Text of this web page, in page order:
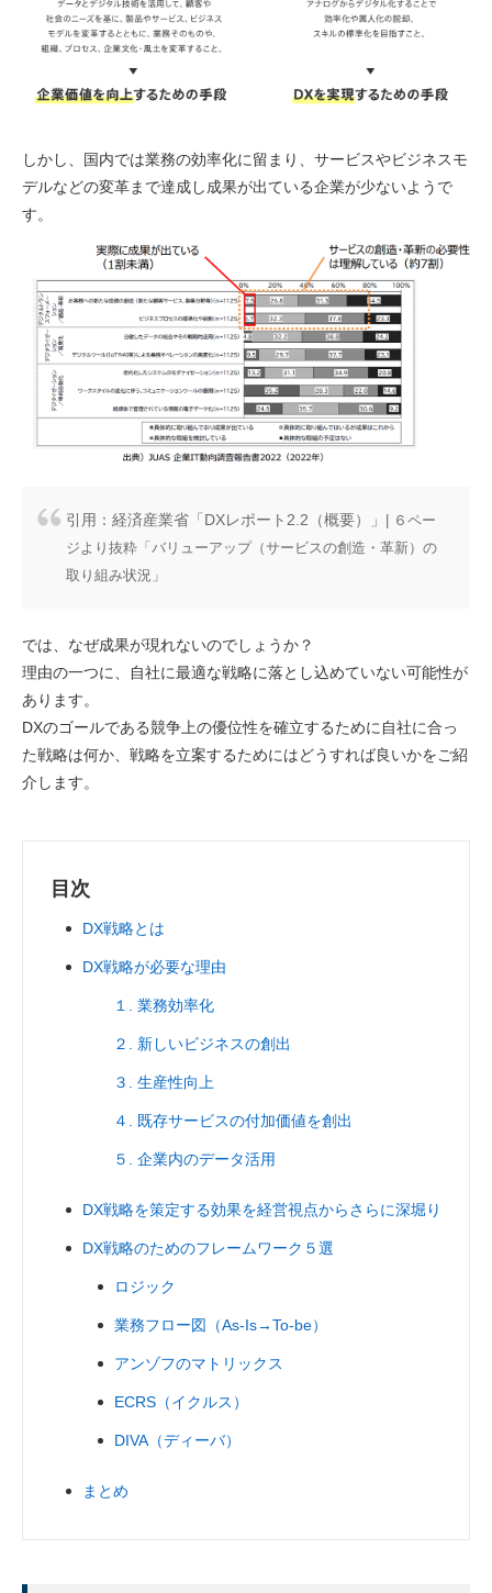
しかし、国内では業務の効率化に留まり、サービスやビジネスモ
デルなどの変革まで達成し成果が出ている企業が少ないようで
す。
経済産業省「DXレポート2.2（概要）」
| ６ペー
ジより抜粋「バリューアップ（サービスの創造・革新）の
取り組み状況」
では、なぜ成果が現れないのでしょうか？
理由の一つに、自社に最適な戦略に落とし込めていない可能性が
あります。
DXのゴールである競争上の優位性を確立するために自社に合っ
た戦略は何か、戦略を立案するためにはどうすれば良いかをご紹
介します。
目次
DX戦略とは
DX戦略が必要な理由
１. 業務効率化
２. 新しいビジネスの創出
３. 生産性向上
４. 既存サービスの付加価値を創出
５. 企業内のデータ活用
DX戦略を策定する効果を経営視点からさらに深堀り
DX戦略のためのフレームワーク５選
ロジック
業務フロー図（As-Is→To-be）
アンゾフのマトリックス
ECRS（イクルス）
DIVA（ディーバ）
まとめ